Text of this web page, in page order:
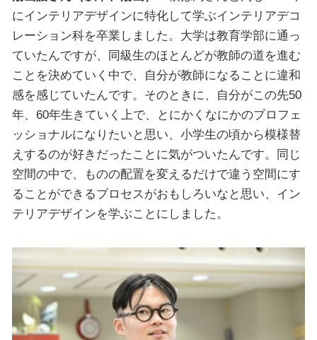
にインテリアデザインに特化して学ぶインテリアデコ
レーション科を卒業しました。大学は教育学部に通っ
ていたんですが、同級生のほとんどが教師の道を進む
ことを決めていく中で、自分が教師になることに違和
感を感じていたんです。そのときに、自分がこの先50
年、60年生きていく上で、とにかくなにかのプロフェ
ッショナルになりたいと思い、小学生の頃から模様替
えするのが好きだったことに気がついたんです。同じ
空間の中で、ものの配置を変えるだけで違う空間にす
ることができるプロセスがおもしろいなと思い、イン
テリアデザインを学ぶことにしました。